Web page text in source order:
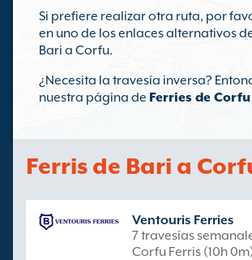
Si prefiere realizar otra ruta, por
en uno de los enlaces alternativos
Bari a Corfu.
¿Necesita la travesía inversa?
nuestra página de Ferries de
Ferris de Bari a
Ventouris Ferries
7 travesías
Corfu Ferris (10h